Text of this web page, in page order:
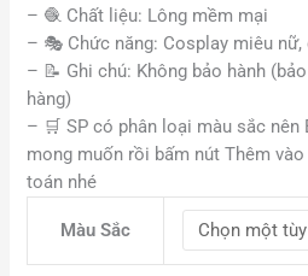
– 🧶 Chất liệu: Lông mềm mại
– 🎭 Chức năng: Cosplay miêu
– 📝 Ghi chú: Không bảo hành
hàng)
– 🛒 SP có phân loại màu sắc nên
mong muốn rồi bấm nút Thêm
toán nhé
Màu Sắc